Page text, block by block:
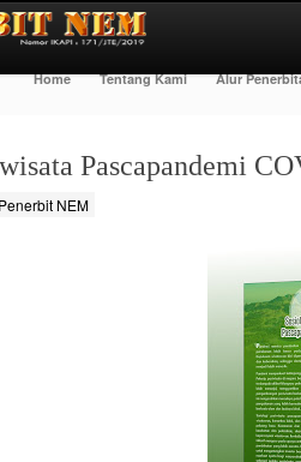
Home Tentang Kami Alur
Pascapandemi
Penerbit NEM